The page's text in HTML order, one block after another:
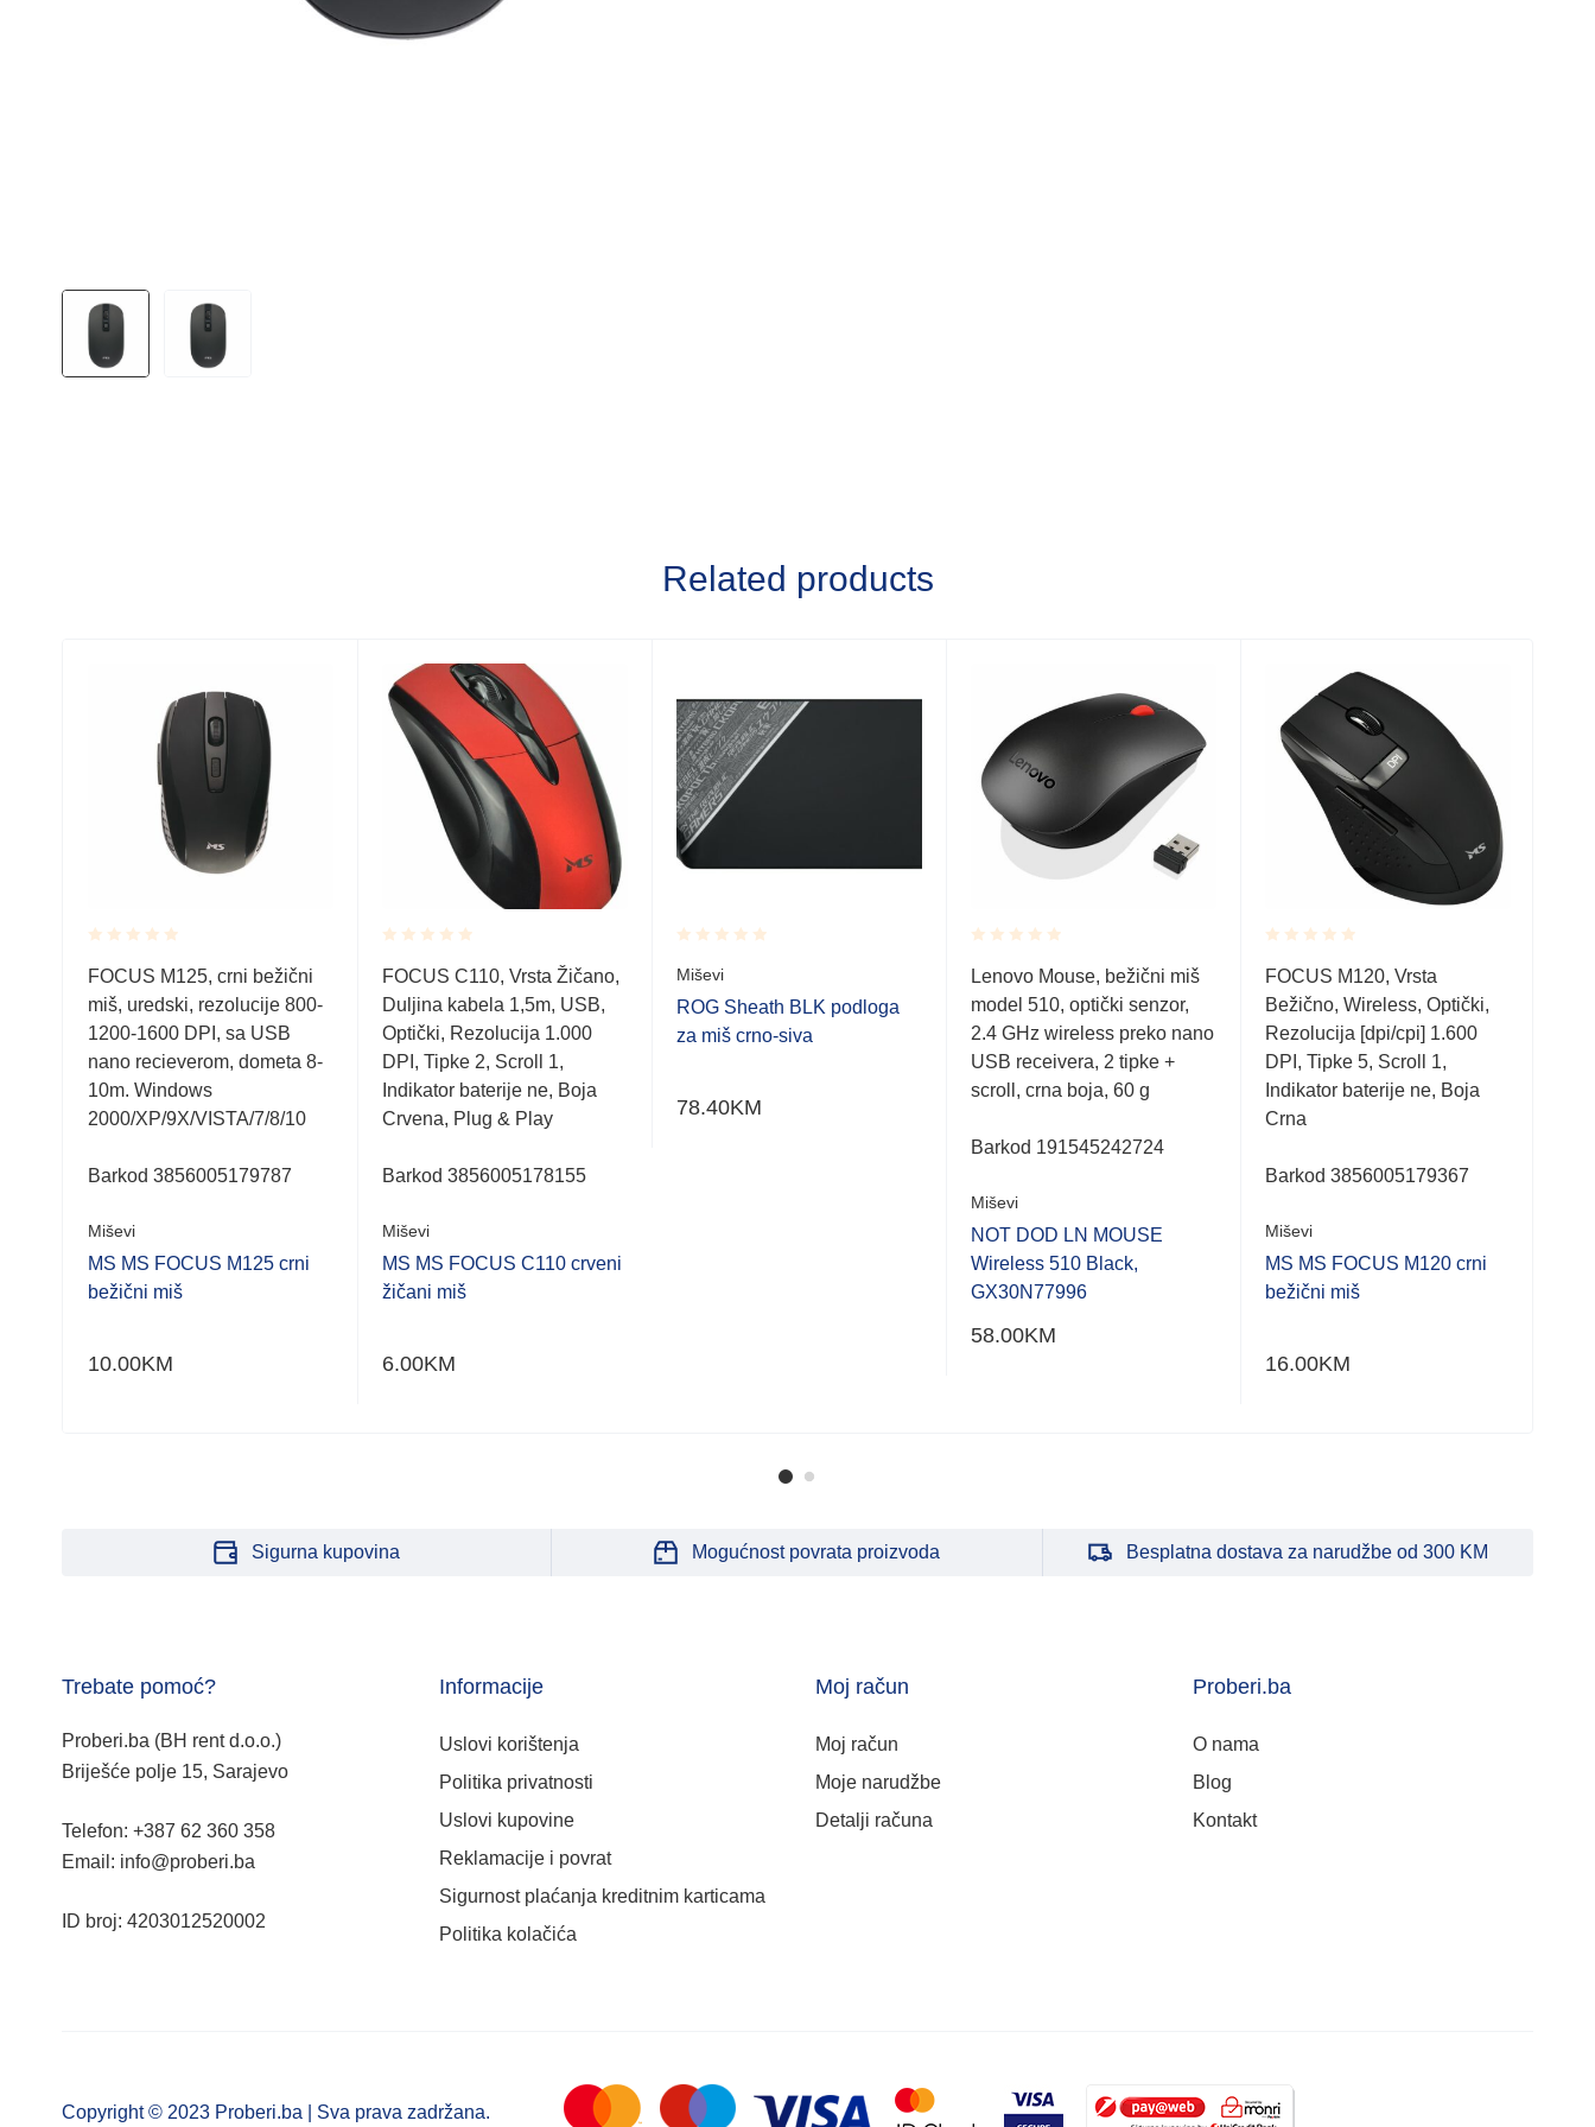
Related products
Rated
0.001
out
of
5
FOCUS M125, crni bežični
miš, uredski, rezolucije 800-
1200-1600 DPI, sa USB
nano recieverom, dometa 8-
10m. Windows
2000/XP/9X/VISTA/7/8/10
Barkod 3856005179787
Miševi
MS MS FOCUS M125 crni
bežični miš
10.00KM
Rated
0.001
out
of
5
FOCUS C110, Vrsta Žičano,
Duljina kabela 1,5m, USB,
Optički, Rezolucija 1.000
DPI, Tipke 2, Scroll 1,
Indikator baterije ne, Boja
Crvena, Plug & Play
Barkod 3856005178155
Miševi
MS MS FOCUS C110 crveni
žičani miš
6.00KM
Rated
0.001
out
5
Miševi
ROG Sheath BLK podloga
za miš crno-siva
78.40KM
Rated
0.001
out
of
5
Lenovo Mouse, bežični miš
model 510, optički senzor,
2.4 GHz wireless preko nano
USB receivera, 2 tipke +
scroll, crna boja, 60 g
Barkod 191545242724
Miševi
NOT DOD LN MOUSE
Wireless 510 Black,
GX30N77996
58.00KM
Rated
0.001
out
of
5
FOCUS M120, Vrsta
Bežično, Wireless, Optički,
Rezolucija [dpi/cpi] 1.600
DPI, Tipke 5, Scroll 1,
Indikator baterije ne, Boja
Crna
Barkod 3856005179367
Miševi
MS MS FOCUS M120 crni
bežični miš
16.00KM
Sigurna kupovina Mogućnost povrata proizvoda Besplatna dostava za narudžbe od 300 KM
Trebate pomoć?
Proberi.ba (BH rent d.o.o.)
Briješće polje 15, Sarajevo
Telefon: +387 62 360 358
Email: info@proberi.ba
ID broj: 4203012520002
Informacije
Uslovi korištenja
Politika privatnosti
Uslovi kupovine
Reklamacije i povrat
Sigurnost plaćanja kreditnim karticama
Politika kolačića
Moj račun
Moj račun
Moje narudžbe
Detalji računa
Proberi.ba
O nama
Blog
Kontakt
Copyright © 2023 Proberi.ba | Sva prava zadržana.